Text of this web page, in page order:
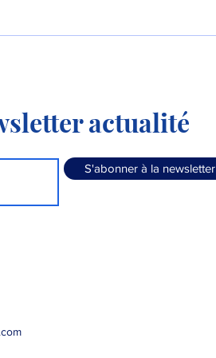
actualité
S'abonner à la newsletter